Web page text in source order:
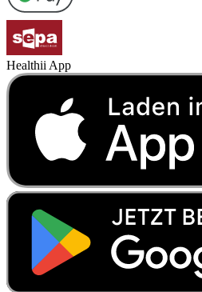
Healthii App